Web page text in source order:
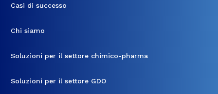
impostazioni di default.
Casi di successo
Chi siamo
Soluzioni per il settore chimico-pharma
Soluzioni per il settore GDO